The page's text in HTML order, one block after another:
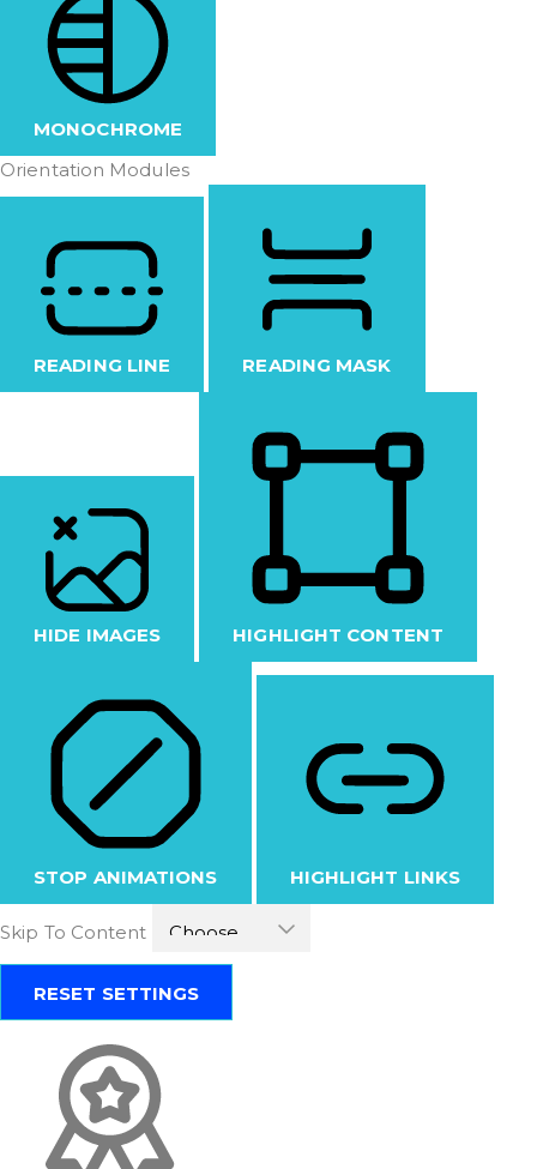
MONOCHROME
Orientation Modules
READING LINE READING MASK
HIDE IMAGES HIGHLIGHT CONTENT
STOP ANIMATIONS HIGHLIGHT LINKS
Skip To Content
RESET SETTINGS